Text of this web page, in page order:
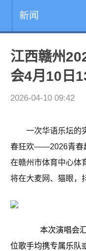
新闻
江西赣州
会4月10日
2026-04-10 09:42
一次华语乐坛的
春狂欢——2026青春
在赣州市体育中心体
将在大麦网、猫眼，
本次演唱会汇
位歌手均携专属乐队